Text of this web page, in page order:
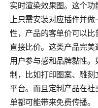
实时渲染效果图。这个
上只需安装对应插件并
性，产品的客单价可以
直接比价。这类产品完
用户参与感和品牌黏性
制，比如打印图案、雕
平台。而且定制产品在
单都可能带来免费传播。